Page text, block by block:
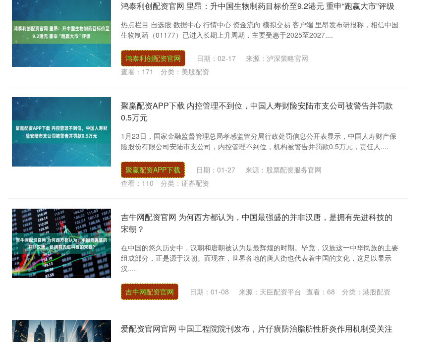
鸿泰利创配资官网 里昂：升中国生物制药目标价至9.2港元 重申“跑嬴大市”评级
热点栏目 自选股 数据中心 行情中心 资金流向 模拟交易 客户端 里昂发布研报称，相信中国
生物制药（01177）已进入长期上升周期，主要受惠于2025至2027....
鸿泰利创配资官网 日期：02-17
来源：泸深策略官网
查看： 171 分类： 美股配资
聚赢配资APP下载 内控管理不到位，中国人寿财险安陆市支公司被警告并罚款
0.5万元
1月23日，国家金融监督管理总局孝感监管分局行政处罚信息公开表显示，中国人寿财产保
险股份有限公司安陆市支公司，内控管理不到位，机构被警告并罚款0.5万元，责任人....
聚赢配资APP下载 日期：01-27
来源：股票配资服务官网
查看： 110 分类： 证券配资
吉牛网配资官网 为何西方都认为，中国最强盛的并非汉唐，是拥有先进科技的
宋朝？
在中国的悠久历史中，汉朝和唐朝被认为是最辉煌的时期。毕竟，汉族这一中华民族的主要
组成部分，正是源于汉朝。而现在，世界各地的唐人街也代表着中国的文化，这足以显示
汉....
吉牛网配资官网 日期：01-08 来源：天臣配资平台 查看： 68 分类： 港股配资
爱配资官网官网 中国工程院院刊发布，片仔癀防治脂肪性肝炎作用机制受关注